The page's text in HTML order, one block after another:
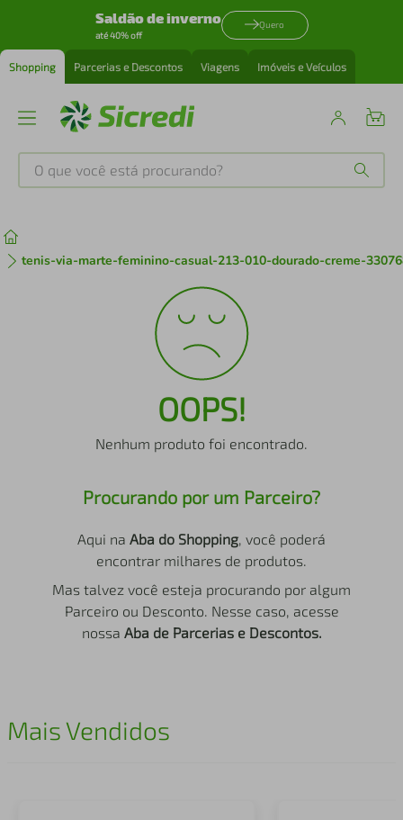
Saldão de inverno
até 40% off
Quero
Shopping Parcerias e Descontos Viagens Imóveis e Veículos
O que você está procurando?
tenis-via-marte-feminino-casual-213-010-dourado-creme-
OOPS!
Nenhum produto foi encontrado.
Procurando por um Parceiro?
Aqui na Aba do Shopping, você poderá
encontrar milhares de produtos.
Mas talvez você esteja procurando por algum
Parceiro ou Desconto. Nesse caso, acesse
nossa Aba de Parcerias e Descontos.
Mais Vendidos
iphone